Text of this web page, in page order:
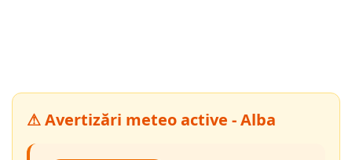
⚠ Avertizări meteo active - Alba